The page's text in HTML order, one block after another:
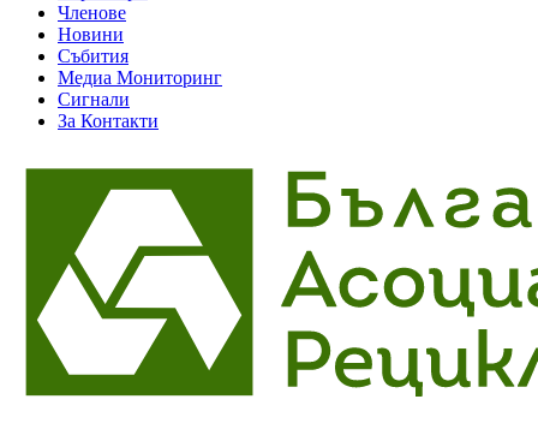
Членове
Новини
Събития
Медиа Мониторинг
Сигнали
За Контакти